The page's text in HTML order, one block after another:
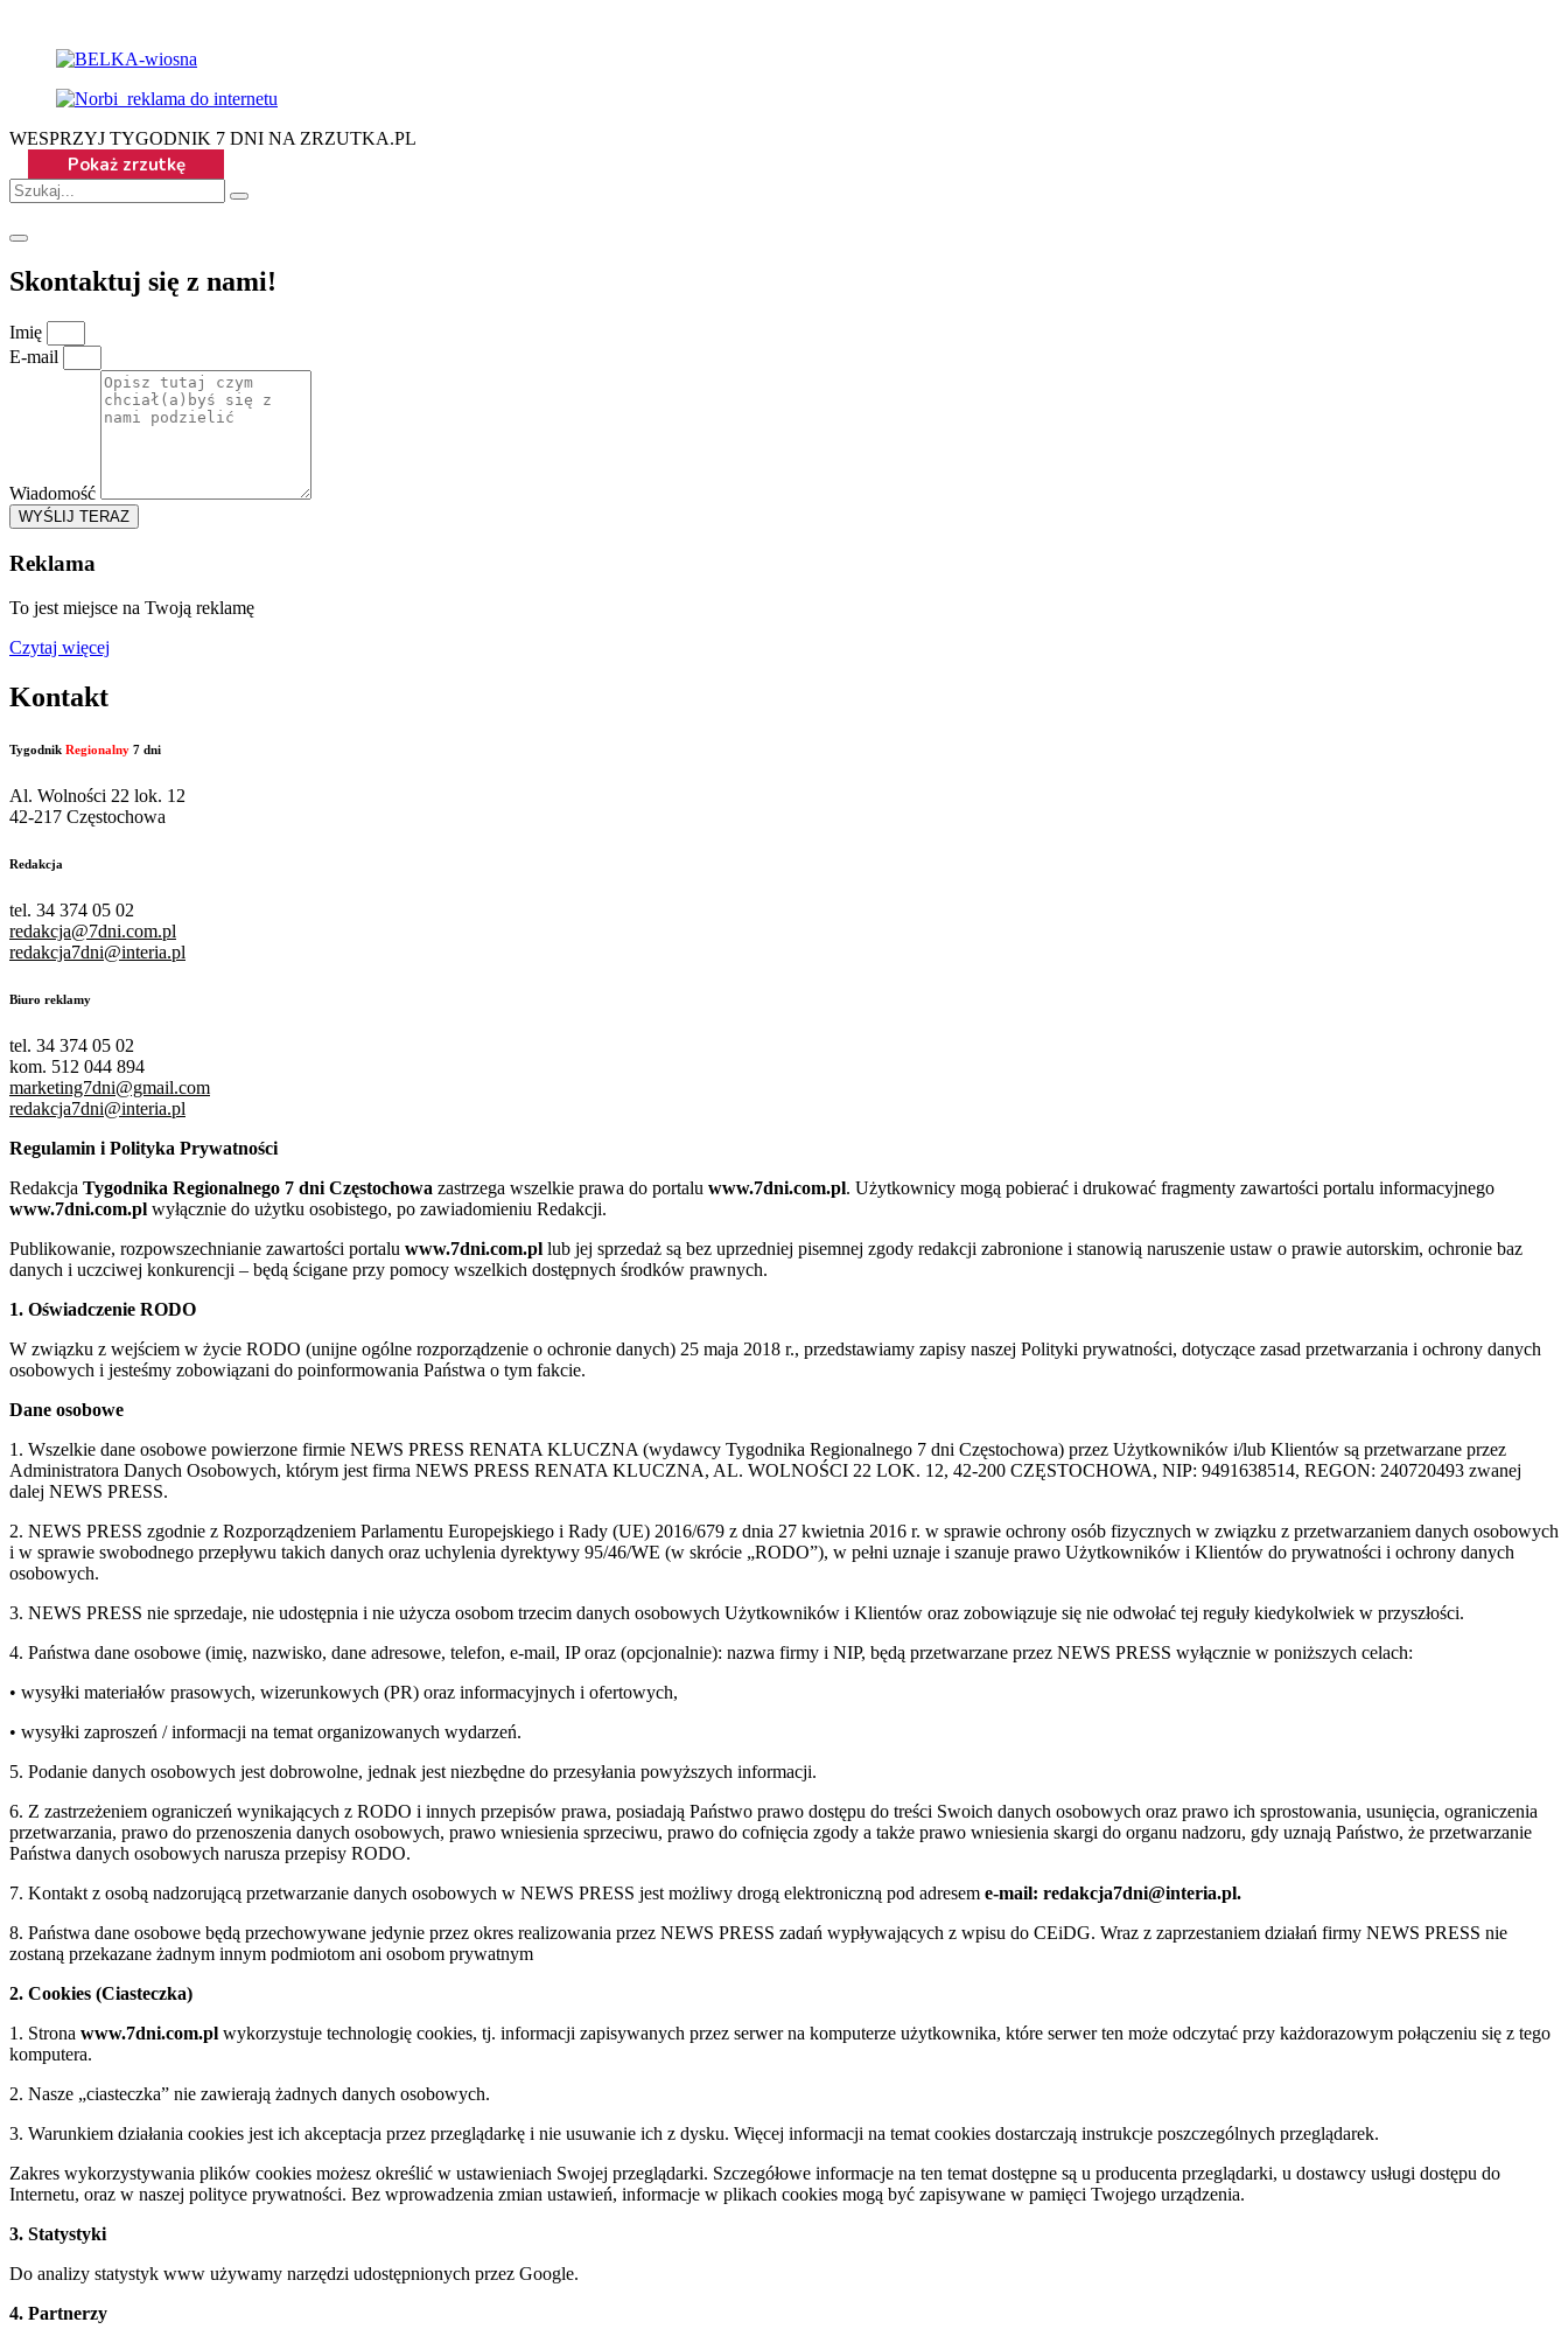
WESPRZYJ TYGODNIK 7 DNI NA ZRZUTKA.PL
Skontaktuj się z nami!
Imię
E-mail
Wiadomość
WYŚLIJ TERAZ
Reklama
To jest miejsce na Twoją reklamę
Czytaj więcej
Kontakt
Tygodnik Regionalny 7 dni
Al. Wolności 22 lok. 12
42-217 Częstochowa
Redakcja
tel. 34 374 05 02
redakcja@7dni.com.pl
redakcja7dni@interia.pl
Biuro reklamy
tel. 34 374 05 02
kom. 512 044 894
marketing7dni@gmail.com
redakcja7dni@interia.pl
Regulamin i Polityka Prywatności
Redakcja Tygodnika Regionalnego 7 dni Częstochowa zastrzega wszelkie prawa do portalu www.7dni.com.pl. Użytkownicy mogą pobierać i drukować fragmenty zawartości portalu informacyjnego
www.7dni.com.pl wyłącznie do użytku osobistego, po zawiadomieniu Redakcji.
Publikowanie, rozpowszechnianie zawartości portalu www.7dni.com.pl lub jej sprzedaż są bez uprzedniej pisemnej zgody redakcji zabronione i stanowią naruszenie ustaw o prawie autorskim, ochronie baz
danych i uczciwej konkurencji – będą ścigane przy pomocy wszelkich dostępnych środków prawnych.
1. Oświadczenie RODO
W związku z wejściem w życie RODO (unijne ogólne rozporządzenie o ochronie danych) 25 maja 2018 r., przedstawiamy zapisy naszej Polityki prywatności, dotyczące zasad przetwarzania i ochrony danych
osobowych i jesteśmy zobowiązani do poinformowania Państwa o tym fakcie.
Dane osobowe
1. Wszelkie dane osobowe powierzone firmie NEWS PRESS RENATA KLUCZNA (wydawcy Tygodnika Regionalnego 7 dni Częstochowa) przez Użytkowników i/lub Klientów są przetwarzane przez
Administratora Danych Osobowych, którym jest firma NEWS PRESS RENATA KLUCZNA, AL. WOLNOŚCI 22 LOK. 12, 42-200 CZĘSTOCHOWA, NIP: 9491638514, REGON: 240720493 zwanej
dalej NEWS PRESS.
2. NEWS PRESS zgodnie z Rozporządzeniem Parlamentu Europejskiego i Rady (UE) 2016/679 z dnia 27 kwietnia 2016 r. w sprawie ochrony osób fizycznych w związku z przetwarzaniem danych osobowych
i w sprawie swobodnego przepływu takich danych oraz uchylenia dyrektywy 95/46/WE (w skrócie „RODO”), w pełni uznaje i szanuje prawo Użytkowników i Klientów do prywatności i ochrony danych
osobowych.
3. NEWS PRESS nie sprzedaje, nie udostępnia i nie użycza osobom trzecim danych osobowych Użytkowników i Klientów oraz zobowiązuje się nie odwołać tej reguły kiedykolwiek w przyszłości.
4. Państwa dane osobowe (imię, nazwisko, dane adresowe, telefon, e-mail, IP oraz (opcjonalnie): nazwa firmy i NIP, będą przetwarzane przez NEWS PRESS wyłącznie w poniższych celach:
• wysyłki materiałów prasowych, wizerunkowych (PR) oraz informacyjnych i ofertowych,
• wysyłki zaproszeń / informacji na temat organizowanych wydarzeń.
5. Podanie danych osobowych jest dobrowolne, jednak jest niezbędne do przesyłania powyższych informacji.
6. Z zastrzeżeniem ograniczeń wynikających z RODO i innych przepisów prawa, posiadają Państwo prawo dostępu do treści Swoich danych osobowych oraz prawo ich sprostowania, usunięcia, ograniczenia
przetwarzania, prawo do przenoszenia danych osobowych, prawo wniesienia sprzeciwu, prawo do cofnięcia zgody a także prawo wniesienia skargi do organu nadzoru, gdy uznają Państwo, że przetwarzanie
Państwa danych osobowych narusza przepisy RODO.
7. Kontakt z osobą nadzorującą przetwarzanie danych osobowych w NEWS PRESS jest możliwy drogą elektroniczną pod adresem e-mail: redakcja7dni@interia.pl.
8. Państwa dane osobowe będą przechowywane jedynie przez okres realizowania przez NEWS PRESS zadań wypływających z wpisu do CEiDG. Wraz z zaprzestaniem działań firmy NEWS PRESS nie
zostaną przekazane żadnym innym podmiotom ani osobom prywatnym
2. Cookies (Ciasteczka)
1. Strona www.7dni.com.pl wykorzystuje technologię cookies, tj. informacji zapisywanych przez serwer na komputerze użytkownika, które serwer ten może odczytać przy każdorazowym połączeniu się z tego
komputera.
2. Nasze „ciasteczka” nie zawierają żadnych danych osobowych.
3. Warunkiem działania cookies jest ich akceptacja przez przeglądarkę i nie usuwanie ich z dysku. Więcej informacji na temat cookies dostarczają instrukcje poszczególnych przeglądarek.
Zakres wykorzystywania plików cookies możesz określić w ustawieniach Swojej przeglądarki. Szczegółowe informacje na ten temat dostępne są u producenta przeglądarki, u dostawcy usługi dostępu do
Internetu, oraz w naszej polityce prywatności. Bez wprowadzenia zmian ustawień, informacje w plikach cookies mogą być zapisywane w pamięci Twojego urządzenia.
3. Statystyki
Do analizy statystyk www używamy narzędzi udostępnionych przez Google.
4. Partnerzy